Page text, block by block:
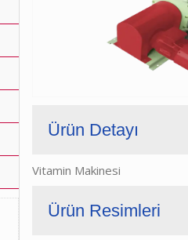
Ürün Detayı
Vitamin Makinesi
Ürün Resimleri